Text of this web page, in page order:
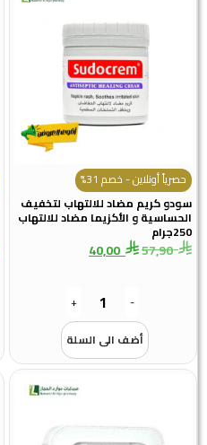
حصرياً أونلاين - خصم 31%
سودو كريم مضاد للالتهاب لتخفيف
الحساسية و الأكزيما مضاد للالتهاب
250جرام
57,90
40,00
-
+
أضف الى السلة